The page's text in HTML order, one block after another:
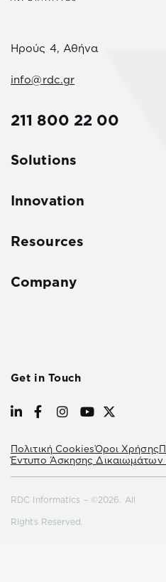
Ηρούς 4, Αθήνα
info@rdc.gr
211 800 22 00
Solutions
Innovation
Resources
Company
Get in Touch
Πολιτική CookiesΌροι Χρήσης
Έντυπο Άσκησης
RDC Informatics – ©2026. All
Rights Reserved.